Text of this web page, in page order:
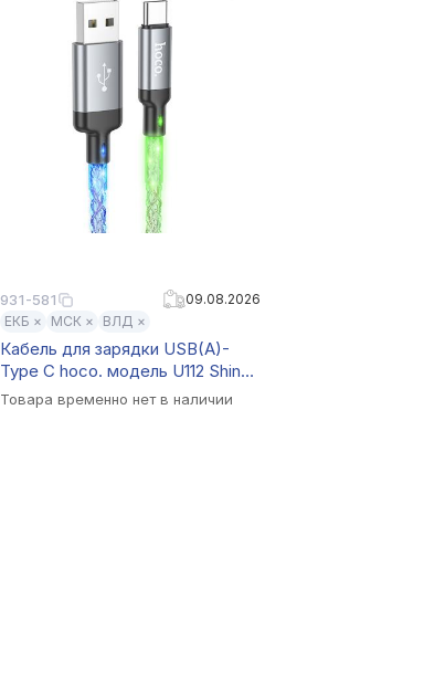
931-581
09.08.2026
ЕКБ ×
МСК × ВЛД ×
Кабель для зарядки USB(A)-
Type C hoco. модель U112 Shine,
1 м, светящийся, серый
Товара временно нет в наличии